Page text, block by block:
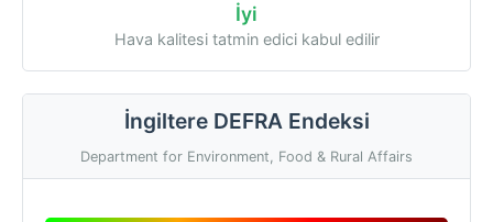
İyi
Hava kalitesi tatmin edici kabul edilir
İngiltere DEFRA Endeksi
Department for Environment, Food & Rural Affairs